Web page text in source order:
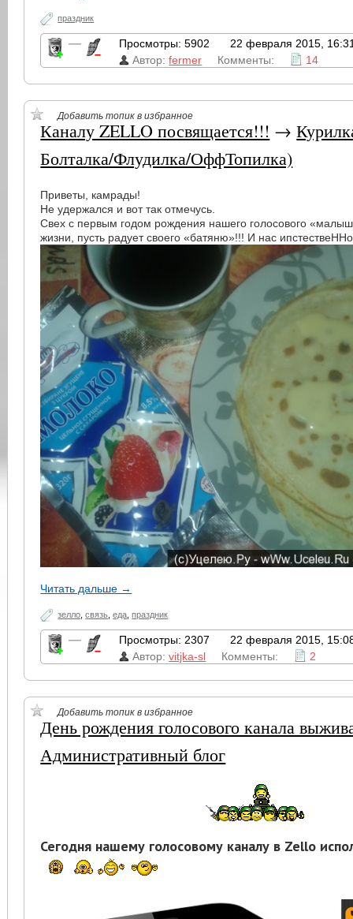
праздник
— Просмотры: 5902
22 февраля 2015,
Автор:fermer Комменты: 14
Добавить топик в избранное
Каналу ZELLO посвящается!!! →
Болталка/Флудилка/ОффТопилка)
Приветы, камрады!
Не удержался и вот так отмечусь.
Свех с первым годом рождения нашего голосового
жизни, пусть радует своего «батяню»!!! И нас
Читать дальше →
зелло ,связь ,еда ,праздник
— Просмотры: 2307
22 февраля 2015,
Автор:vitjka-sl Комменты: 2
Добавить топик в избранное
День рождения голосового канала
Административный блог
Сегодня нашему голосовому каналу в Zello